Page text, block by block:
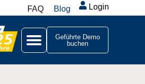
FAQ Blog Login
Geführte Demo
buchen